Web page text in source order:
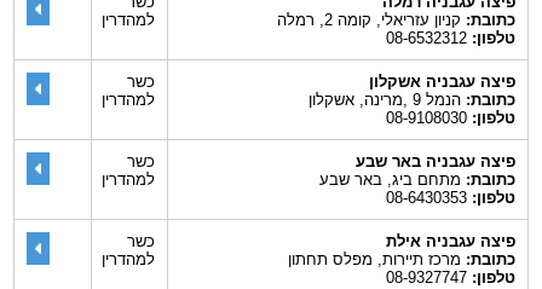
כתובת:קניון עזריאלי, קומה 2, רמלה
טלפון:08-6532312
למהדרין
פיצה עגבניה אשקלון
כתובת:הנמל 9 ,מרינה, אשקלון
טלפון:08-9108030
כשר
למהדרין
פיצה עגבניה באר שבע
כתובת:מתחם ביג, באר שבע
טלפון:08-6430353
כשר
למהדרין
פיצה עגבניה אילת
כתובת:מרכז תיירות, מפלס תחתון
טלפון:08-9327747
כשר
למהדרין